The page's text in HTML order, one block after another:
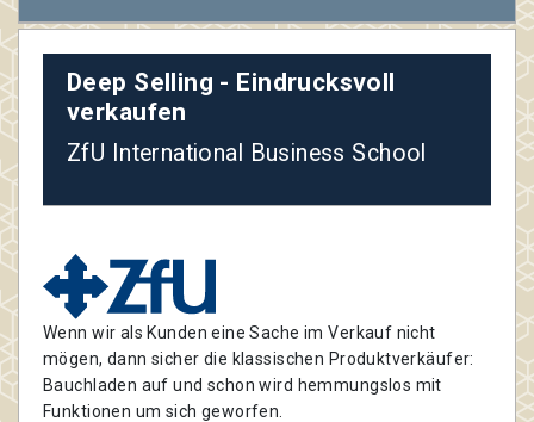
Deep Selling - Eindrucksvoll
verkaufen
ZfU International Business School
Wenn wir als Kunden eine Sache im Verkauf nicht
mögen, dann sicher die klassischen Produktverkäufer:
Bauchladen auf und schon wird hemmungslos mit
Funktionen um sich geworfen.